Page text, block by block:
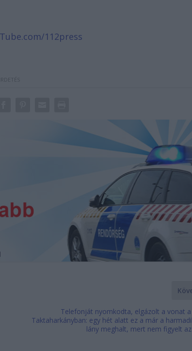
112press
Telefonját nyomkodta, elgázolt a vonat
Taktaharkányban: egy hét alatt ez a már a
lány meghalt, mert nem figyelt